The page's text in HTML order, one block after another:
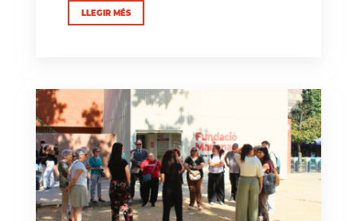
LLEGIR MÉS